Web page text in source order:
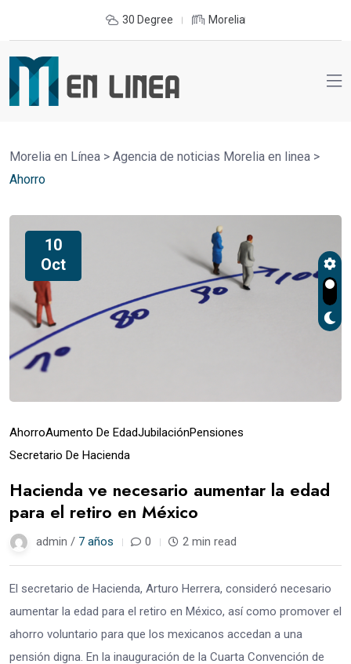
30 Degree Morelia
Morelia en Línea > Agencia de noticias Morelia en linea >
Ahorro
10
Oct
AhorroAumento De EdadJubilaciónPensiones
Secretario De Hacienda
Hacienda ve necesario aumentar la edad
para el retiro en México
admin / 7 años 0 2 min read
El secretario de Hacienda, Arturo Herrera, consideró necesario
aumentar la edad para el retiro en México, así como promover el
ahorro voluntario para que los mexicanos accedan a una
pensión digna. En la inauguración de la Cuarta Convención de